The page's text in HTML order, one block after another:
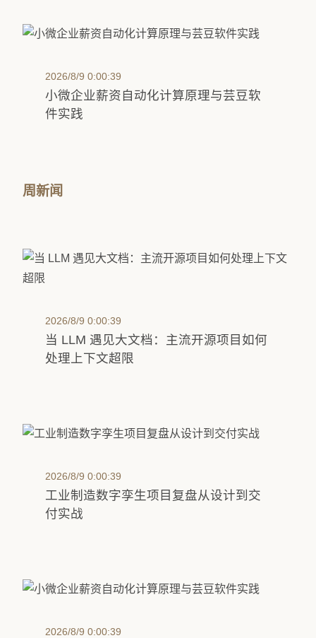
2026/8/9 0:00:39
小微企业薪资自动化计算原理与芸豆软
件实践
周新闻
2026/8/9 0:00:39
当 LLM 遇见大文档：主流开源项目如何
处理上下文超限
2026/8/9 0:00:39
工业制造数字孪生项目复盘从设计到交
付实战
2026/8/9 0:00:39